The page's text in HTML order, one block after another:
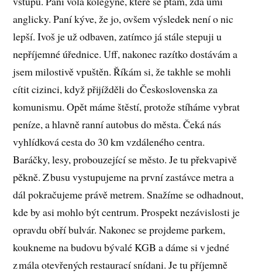
anglicky. Paní kýve, že jo, ovšem výsledek není o nic
lepší. Ivoš je už odbaven, zatímco já stále stepuji u
nepříjemné úřednice. Uff, nakonec razítko dostávám a
jsem milostivě vpuštěn. Říkám si, že takhle se mohli
cítit cizinci, když přijížděli do Československa za
komunismu. Opět máme štěstí, protože stíháme vybrat
peníze, a hlavně ranní autobus do města. Čeká nás
vyhlídková cesta do 30 km vzdáleného centra.
Baráčky, lesy, probouzející se město. Je tu překvapivě
pěkně. Z busu vystupujeme na první zastávce metra a
dál pokračujeme právě metrem. Snažíme se odhadnout,
kde by asi mohlo být centrum. Prospekt nezávislosti je
opravdu obří bulvár. Nakonec se projdeme parkem,
koukneme na budovu bývalé KGB a dáme si v jedné
z mála otevřených restaurací snídani. Je tu příjemně